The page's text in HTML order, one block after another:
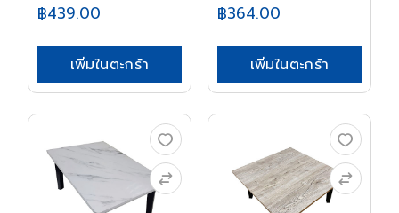
฿439.00
เพิ่มในตะกร้า
฿364.00
เพิ่มในตะกร้า